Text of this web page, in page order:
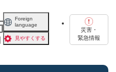
Foreign
language
見やすくする
災害・
緊急情報